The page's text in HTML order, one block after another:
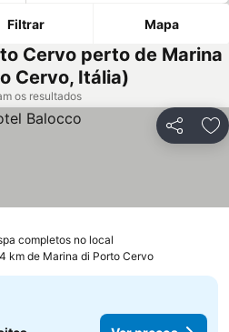
Filtrar Mapa
Cervo perto de Marina
Cervo, Itália)
os resultados
Partilhar
completos no local
km de Marina di Porto Cervo